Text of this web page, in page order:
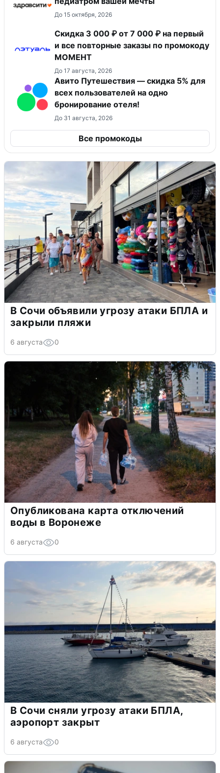
До 15 октября, 2026
Скидка 3 000 ₽ от 7 000 ₽ на первый
и все повторные заказы по промокоду
МОМЕНТ
До 17 августа, 2026
Авито Путешествия — скидка 5% для
всех пользователей на одно
бронирование отеля!
До 31 августа, 2026
Все промокоды
В Сочи объявили угрозу атаки БПЛА и
закрыли пляжи
6 августа 0
Опубликована карта отключений
воды в Воронеже
6 августа 0
В Сочи сняли угрозу атаки БПЛА,
аэропорт закрыт
6 августа 0